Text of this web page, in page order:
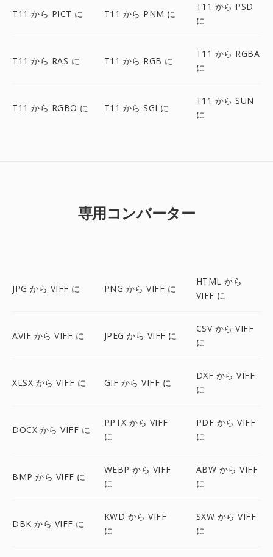
T11 から PICT に T11 から PNM に
T11 から PSD
に
T11 から RAS に T11 から RGB に
T11 から RGBA
に
T11 から RGBO に T11 から SGI に
T11 から SUN
に
専用コンバーター
JPG から VIFF に PNG から VIFF に
HTML から
VIFF に
AVIF から VIFF に JPEG から VIFF に
CSV から VIFF
に
XLSX から VIFF に GIF から VIFF に
DXF から VIFF
に
DOCX から VIFF に
PPTX から VIFF
に
PDF から VIFF
に
BMP から VIFF に
WEBP から VIFF
に
ABW から VIFF
に
DBK から VIFF に
KWD から VIFF
に
SXW から VIFF
に